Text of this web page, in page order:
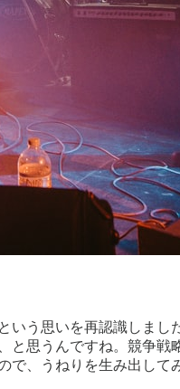
う思いを再認識しま
思うんですね。競争
、うねりを生み出して